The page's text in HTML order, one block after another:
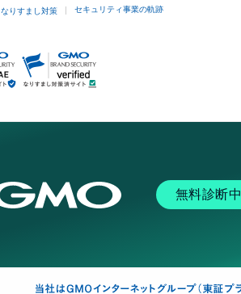
なりすまし対策 セキュリティ事業の軌跡
無料診断中